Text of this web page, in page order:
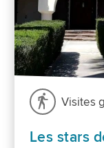
Visites
Les stars